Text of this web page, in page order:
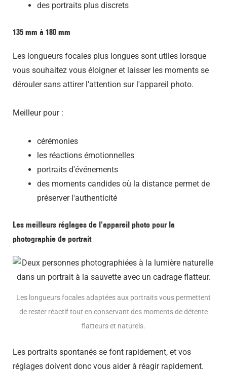
des portraits plus discrets
135 mm à 180 mm
Les longueurs focales plus longues sont utiles lorsque
vous souhaitez vous éloigner et laisser les moments se
dérouler sans attirer l'attention sur l'appareil photo.
Meilleur pour :
cérémonies
les réactions émotionnelles
portraits d'événements
des moments candides où la distance permet de
préserver l'authenticité
Les meilleurs réglages de l'appareil photo pour la
photographie de portrait
Les longueurs focales adaptées aux portraits vous permettent
de rester réactif tout en conservant des moments de détente
flatteurs et naturels.
Les portraits spontanés se font rapidement, et vos
réglages doivent donc vous aider à réagir rapidement.